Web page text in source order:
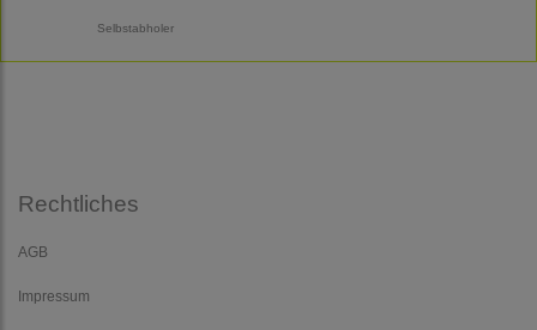
Selbstabholer
Rechtliches
AGB
Impressum